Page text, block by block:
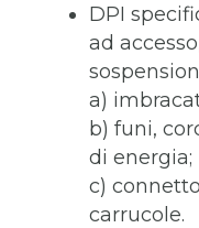
DPI
ad
a)
b) funi,
di energia;
c)
carrucole.